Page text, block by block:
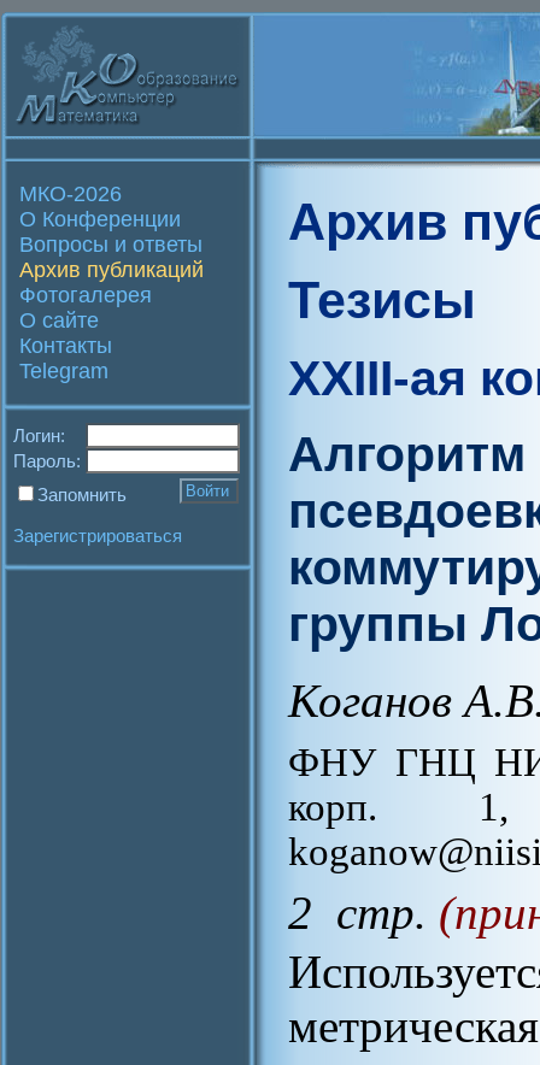
МКО-2026
О Конференции
Вопросы и ответы
Архив публикаций
Фотогалерея
О сайте
Контакты
Telegram
Логин:
Пароль:
Запомнить
Зарегистрироваться
Архив
Тезисы
XXIII-ая
группы
Коганов
ФНУ ГНЦ
корп. 1,
2 стр.